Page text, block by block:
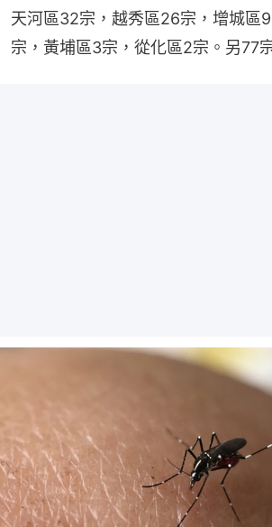
天河區32宗，越秀區26宗，增城區
宗，黃埔區3宗，從化區2宗。另77